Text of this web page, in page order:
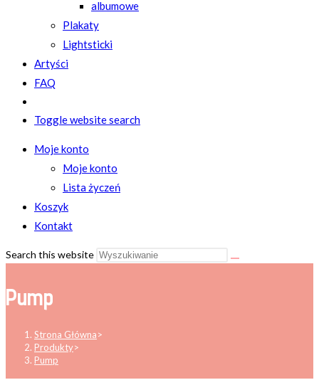
albumowe
Plakaty
Lightsticki
Artyści
FAQ
Toggle website search
Moje konto
Moje konto
Lista życzeń
Koszyk
Kontakt
Search this website
Pump
Strona Główna>
Produkty>
Pump